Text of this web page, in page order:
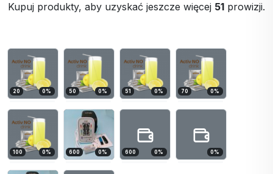
Kupuj produkty, aby uzyskać jeszcze więcej 51 prowizji.
20 0% 50 0% 51 0% 70 0%
100 0% 600 0% 600 0% 0%